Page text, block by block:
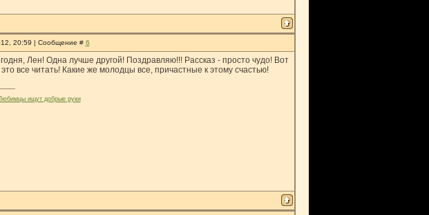
20:59 | Сообщение # 6
Лен! Одна лучше другой! Поздравляю!!! Рассказ - просто чудо! Вот
все читать! Какие же молодцы все, причастные к этому счастью!
ищут добрые руки